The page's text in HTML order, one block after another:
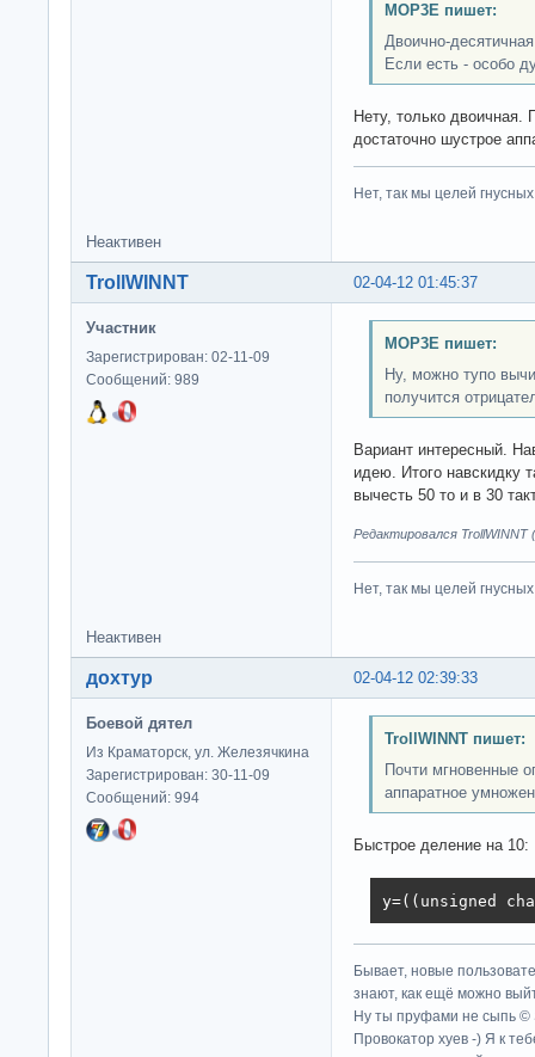
MOP3E пишет:
Двоично-
Если есть - особо
Нету, только двоичная.
достаточно шустрое
Нет, так мы целей
Неактивен
02-04-12 01:45:37
TrollWINNT
Участник
Зарегистрирован: 02-11-09
Сообщений: 989
MOP3E пишет:
Ну, можно тупо
получится
Вариант интересный.
идею. Итого навскидку
вычесть 50 то и в 30
Редактировался TrollWINNT
Нет, так мы целей
Неактивен
02-04-12 02:39:33
дохтур
Боевой дятел
Из Краматорск, ул. Железячкина
Зарегистрирован: 30-11-09
Сообщений: 994
TrollWINNT пишет:
Почти мгновенные
аппаратное
Быстрое деление на 10:
y=((unsigned
Бывает, новые
знают, как ещё можно
Ну ты пруфами не сыпь ©
Провокатор хуев -) Я к